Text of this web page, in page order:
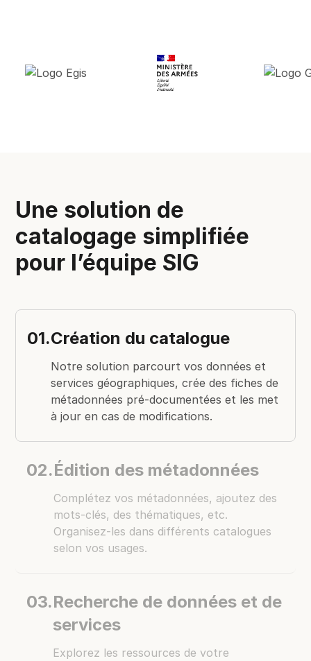
Une solution de
catalogage simplifiée
pour l’équipe SIG
01.Création du catalogue
Notre solution parcourt vos données et
services géographiques, crée des fiches de
métadonnées pré-documentées et les met
à jour en cas de modifications.
02.Édition des métadonnées
Complétez vos métadonnées, ajoutez des
mots-clés, des thématiques, etc.
Organisez-les dans différents catalogues
selon vos usages.
03.Recherche de données et de
services
Explorez les ressources de votre